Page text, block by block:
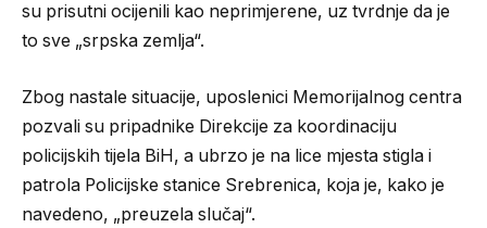
su prisutni ocijenili kao neprimjerene, uz tvrdnje da je
to sve „srpska zemlja“.
Zbog nastale situacije, uposlenici Memorijalnog centra
pozvali su pripadnike Direkcije za koordinaciju
policijskih tijela BiH, a ubrzo je na lice mjesta stigla i
patrola Policijske stanice Srebrenica, koja je, kako je
navedeno, „preuzela slučaj“.